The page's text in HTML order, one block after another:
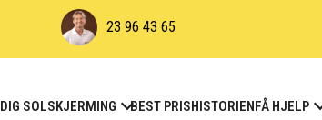
23 96 43 65
SOLSKJERMING BEST PRISHISTORIENFÅ HJELP